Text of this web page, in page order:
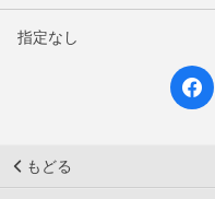
指定なし
もどる